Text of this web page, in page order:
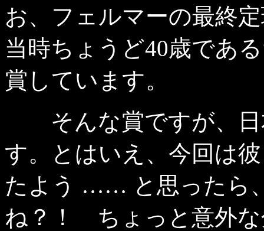
お、フェルマーの最終
当時ちょうど40歳であ
賞しています。
そんな賞ですが、日
す。とはいえ、今回は
たよう …… と思ったら
ね？！ ちょっと意外な